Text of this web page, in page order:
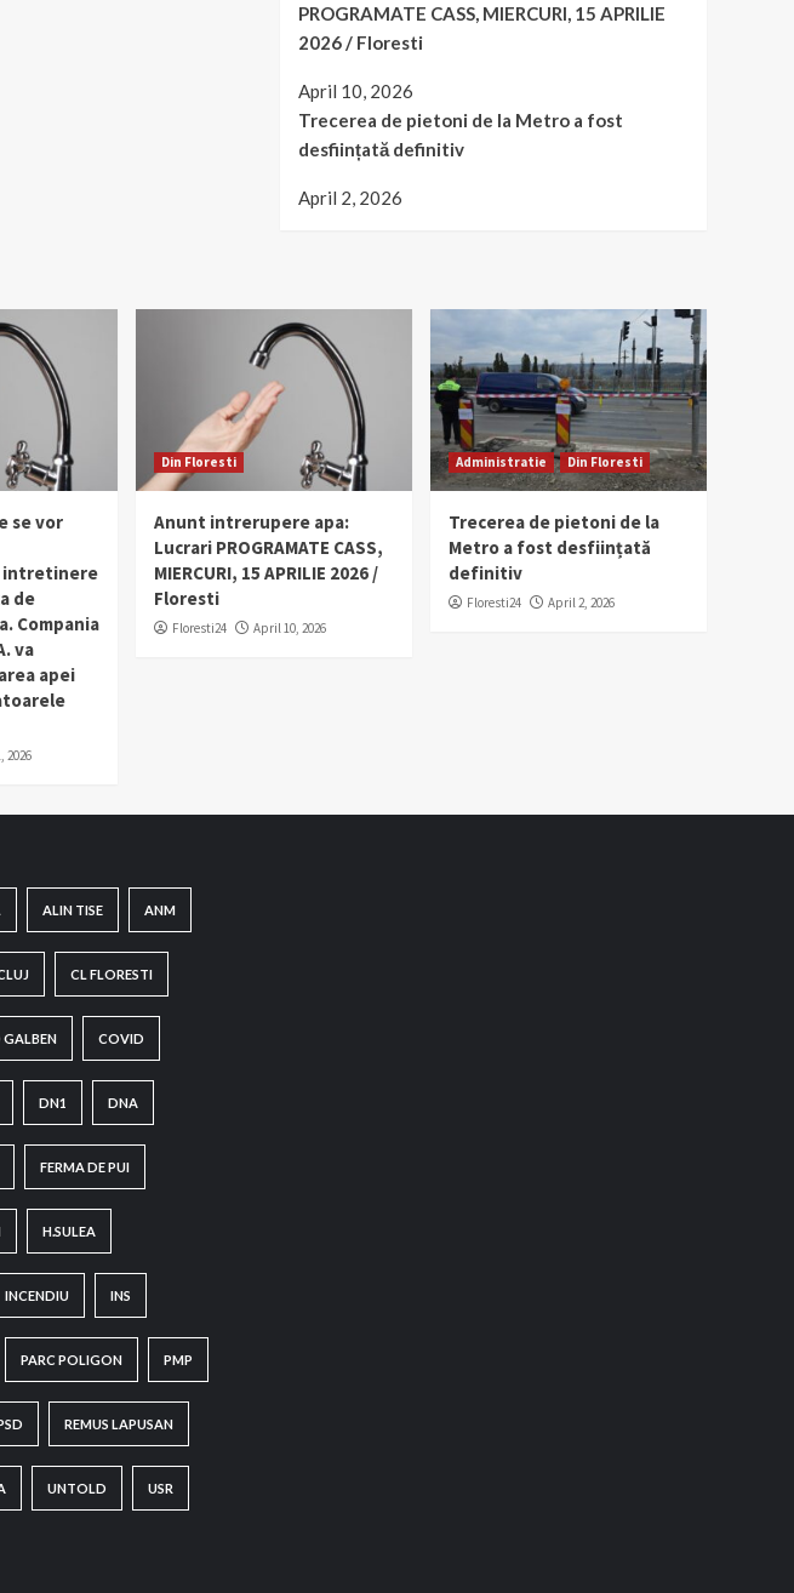
PROGRAMATE CASS, MIERCURI, 15 APRILIE
2026 / Floresti
April 10, 2026
Trecerea de pietoni de la Metro a fost
desființată definitiv
April 2, 2026
se vor
intretinere
de
Compania
va
apei
2026
Din Floresti
Anunt intrerupere apa:
Lucrari PROGRAMATE CASS,
MIERCURI, 15 APRILIE 2026 /
Floresti
Floresti24 April 10, 2026
Administratie Din Floresti
Trecerea de pietoni de la
Metro a fost desființată
definitiv
Floresti24 April 2, 2026
ALIN TISE ANM
CL FLORESTI
COVID
DN1 DNA
FERMA DE PUI
H.SULEA
INCENDIU INS
PARC POLIGON PMP
REMUS LAPUSAN
UNTOLD USR